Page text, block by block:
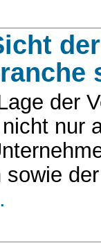
der
nur